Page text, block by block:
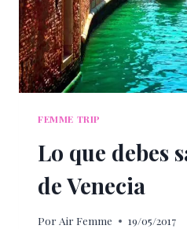
FEMME TRIP
Lo que debes
de Venecia
Por Air Femme 19/05/2017